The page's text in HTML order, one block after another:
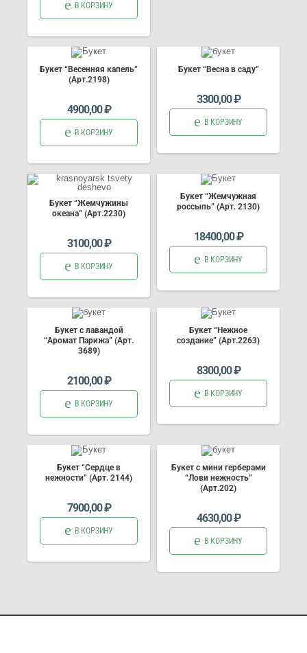
В КОРЗИНУ
Букет “Весенняя капель”
(Арт.2198)
4900,00₽
В КОРЗИНУ
Букет “Весна в саду”
3300,00₽
В КОРЗИНУ
Букет “Жемчужины
океана” (Арт.2230)
3100,00₽
В КОРЗИНУ
Букет “Жемчужная
россыпь” (Арт. 2130)
18400,00₽
В КОРЗИНУ
Букет с лавандой
“Аромат Парижа” (Арт.
3689)
2100,00₽
В КОРЗИНУ
Букет “Нежное
создание” (Арт.2263)
8300,00₽
В КОРЗИНУ
Букет “Сердце в
нежности” (Арт. 2144)
7900,00₽
В КОРЗИНУ
Букет с мини герберами
“Лови нежность”
(Арт.202)
4630,00₽
В КОРЗИНУ